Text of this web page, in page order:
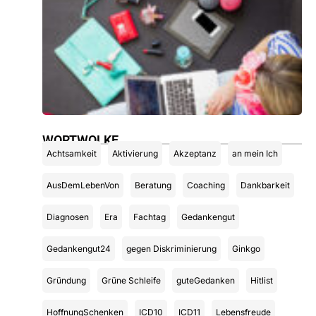
WORTWOLKE
Achtsamkeit Aktivierung Akzeptanz an mein Ich
AusDemLebenVon Beratung Coaching Dankbarkeit
Diagnosen Era Fachtag Gedankengut
Gedankengut24 gegen Diskriminierung Ginkgo
Gründung Grüne Schleife guteGedanken Hitlist
HoffnungSchenken ICD10 ICD11 Lebensfreude